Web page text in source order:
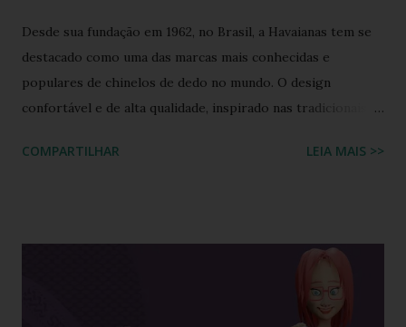
Desde sua fundação em 1962, no Brasil, a Havaianas tem se
destacado como uma das marcas mais conhecidas e
populares de chinelos de dedo no mundo. O design
confortável e de alta qualidade, inspirado nas tradicionais
coração dos consumidores em todo o mundo. Hoje, a marca
uma marca frequentemente associada ao estilo de vida
descontraído e ao clima quente. Além dos chinelos, a marca
também oferece bolsas, mochilas e acessórios, solidificando
COMPARTILHAR LEIA MAIS >>